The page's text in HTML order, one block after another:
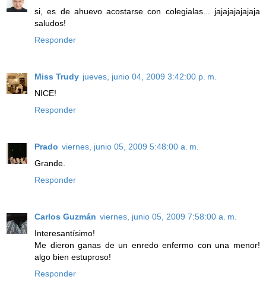
si, es de ahuevo acostarse con colegialas... jajajajajajaja
saludos!
Responder
Miss Trudy jueves, junio 04, 2009 3:42:00 p. m.
NICE!
Responder
Prado viernes, junio 05, 2009 5:48:00 a. m.
Grande.
Responder
Carlos Guzmán viernes, junio 05, 2009 7:58:00 a. m.
Interesantísimo!
Me dieron ganas de un enredo enfermo con una menor!
algo bien estuproso!
Responder